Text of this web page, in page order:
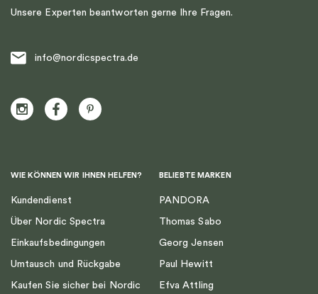
Unsere Experten beantworten gerne Ihre Fragen.
info@nordicspectra.de
WIE KÖNNEN WIR IHNEN HELFEN?
Kundendienst
Über Nordic Spectra
Einkaufsbedingungen
Umtausch und Rückgabe
Kaufen Sie sicher bei Nordic
BELIEBTE MARKEN
PANDORA
Thomas Sabo
Georg Jensen
Paul Hewitt
Efva Attling